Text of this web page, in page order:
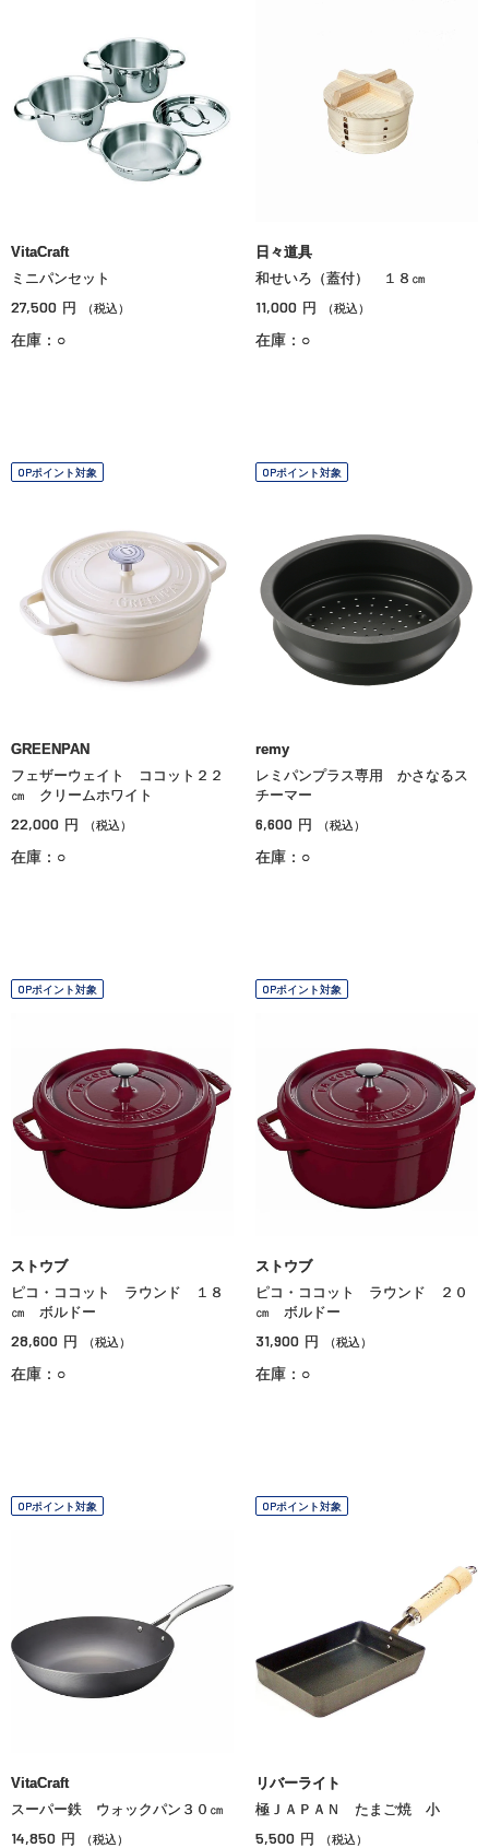
VitaCraft
ミニパンセット
27,500 円 （税込）
在庫：○
日々道具
和せいろ（蓋付） １８㎝
11,000 円 （税込）
在庫：○
OPポイント対象
GREENPAN
フェザーウェイト ココット２２
㎝ クリームホワイト
22,000 円 （税込）
在庫：○
OPポイント対象
remy
レミパンプラス専用 かさなるス
チーマー
6,600 円 （税込）
在庫：○
OPポイント対象
ストウブ
ピコ・ココット ラウンド １８
㎝ ボルドー
28,600 円 （税込）
在庫：○
OPポイント対象
ストウブ
ピコ・ココット ラウンド ２０
㎝ ボルドー
31,900 円 （税込）
在庫：○
OPポイント対象
VitaCraft
スーパー鉄 ウォックパン３０㎝
14,850 円 （税込）
OPポイント対象
リバーライト
極ＪＡＰＡＮ たまご焼 小
5,500 円 （税込）